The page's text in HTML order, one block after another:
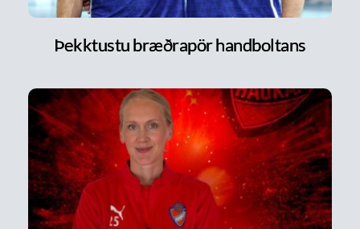
Þekktustu bræðrapör handboltans